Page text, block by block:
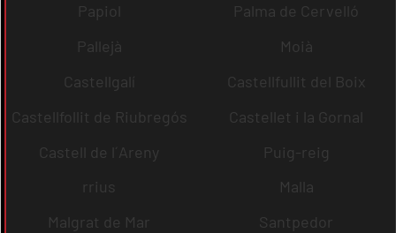
Papiol
Palma de Cervelló
Pallejà
Moià
Castellgalí
Castellfullit del Boix
Castellfollit de Riubregós
Castellet i la Gornal
Castell de l´Areny
Puig-reig
rrius
Malla
Malgrat de Mar
Santpedor